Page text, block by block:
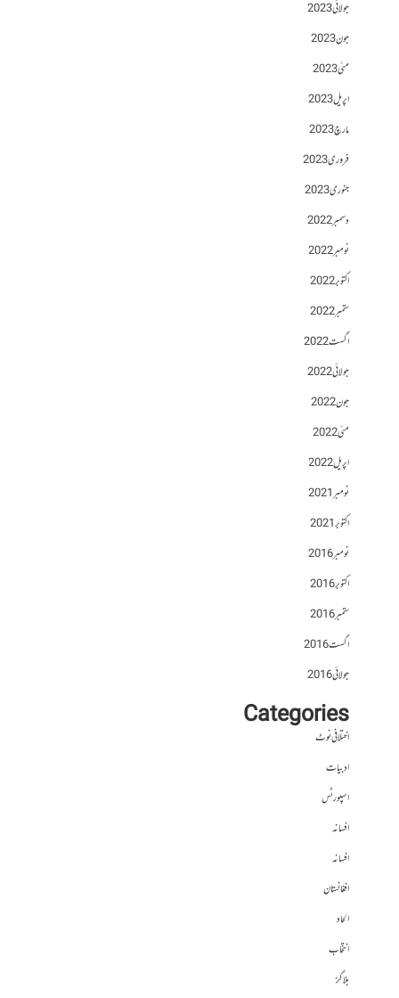
جولائی 2023
جون 2023
مئی 2023
اپریل 2023
مارچ 2023
فروری 2023
جنوری 2023
دسمبر 2022
نومبر 2022
اکتوبر 2022
ستمبر 2022
اگست 2022
جولائی 2022
جون 2022
مئی 2022
اپریل 2022
نومبر 2021
اکتوبر 2021
نومبر 2016
اکتوبر 2016
ستمبر 2016
اگست 2016
جولائی 2016
Categories
اختلافی نوٹ
ادبیات
اسپورٹس
افسانہ
افسانہ
افغانستان
الحاد
انتخاب
بلاگز